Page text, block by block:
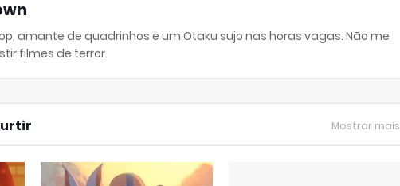
amante de quadrinhos e um Otaku sujo nas horas vagas. Não me
filmes de terror.
Mostrar mais